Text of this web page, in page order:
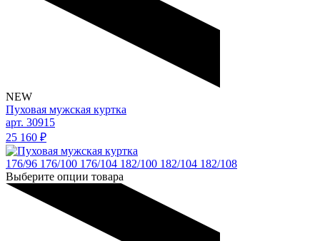
NEW
Пуховая мужская куртка
арт. 30915
25 160 ₽
176/96 176/100 176/104 182/100 182/104 182/108
Выберите опции товара